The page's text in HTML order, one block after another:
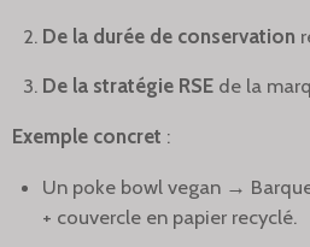
De la durée de conservation
De la stratégie RSE de la
Exemple concret :
Un poke bowl vegan →
+ couvercle en papier recyclé.